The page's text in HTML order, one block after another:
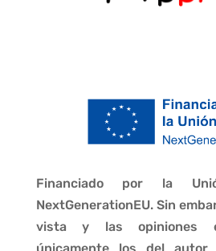
Financiado por la
NextGenerationEU. Sin
vista y las opiniones
únicamente los del